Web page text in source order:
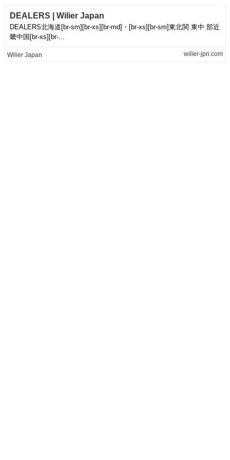
DEALERS | Wilier Japan
DEALERS北海道[br-sm][br-xs][br-md]・[br-xs][br-sm]東北関 東中 部近
畿中国[br-xs][br-...
Wilier Japan wilier-jpn.com